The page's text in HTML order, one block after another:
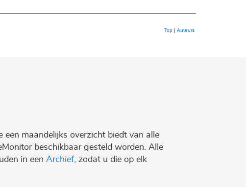
Top | Auteurs
een maandelijks overzicht biedt van alle
beschikbaar gesteld worden. Alle
in een Archief , zodat u die op elk